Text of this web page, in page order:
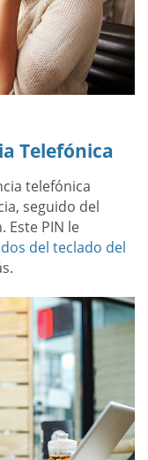
Telefónica
telefónica
seguido del
Este PIN le
del teclado del